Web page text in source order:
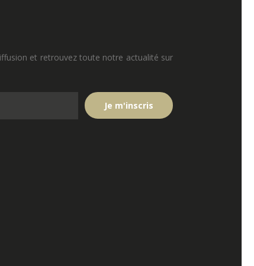
et retrouvez toute notre actualité sur